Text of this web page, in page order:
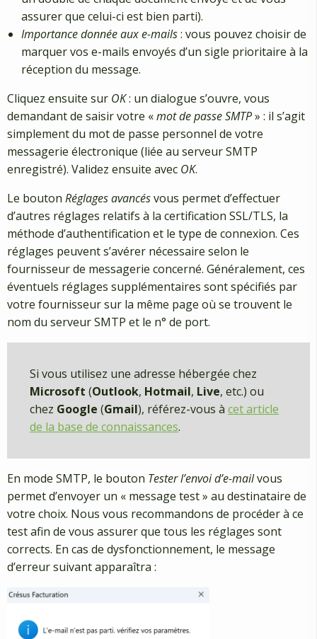
assurer que celui-ci est bien parti).
Importance donnée aux e-mails: vous pouvez choisir de
marquer vos e-mails envoyés d’un sigle prioritaire à la
réception du message.
Cliquez ensuite sur OK: un dialogue s’ouvre, vous
demandant de saisir votre «mot de passe SMTP» : il s’agit
simplement du mot de passe personnel de votre
messagerie électronique (liée au serveur SMTP
enregistré). Validez ensuite avec OK.
Le bouton Réglages avancésvous permet d’effectuer
d’autres réglages relatifs à la certification SSL/TLS, la
méthode d’authentification et le type de connexion. Ces
réglages peuvent s’avérer nécessaire selon le
fournisseur de messagerie concerné. Généralement, ces
éventuels réglages supplémentaires sont spécifiés par
votre fournisseur sur la même page où se trouvent le
nom du serveur SMTP et le n° de port.
Si vous utilisez une adresse hébergée chez
Microsoft (Outlook, Hotmail, Live, etc.) ou
chez Google (Gmail), référez-vous à cet article
de la base de connaissances.
En mode SMTP, le bouton Tester l’envoi d’e-mailvous
permet d’envoyer un « message test » au destinataire de
votre choix. Nous vous recommandons de procéder à ce
test afin de vous assurer que tous les réglages sont
corrects. En cas de dysfonctionnement, le message
d’erreur suivant apparaîtra :